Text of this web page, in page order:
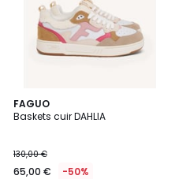
FAGUO
Baskets cuir DAHLIA
130,00 €
65,00 € -50%
2
Couleurs